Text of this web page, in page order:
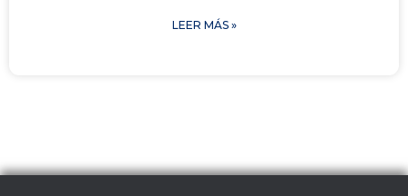
LEER MÁS »